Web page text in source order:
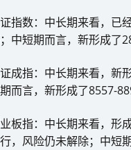
指数：中长期来看，已
中短期而言，新形成了
成指：中长期来看，新
而言，新形成了8557-
板指：中长期来看，形
，风险仍未解除；中短